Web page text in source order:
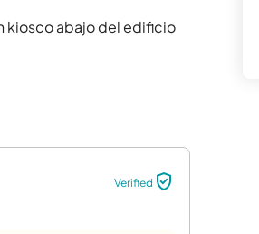
Verified